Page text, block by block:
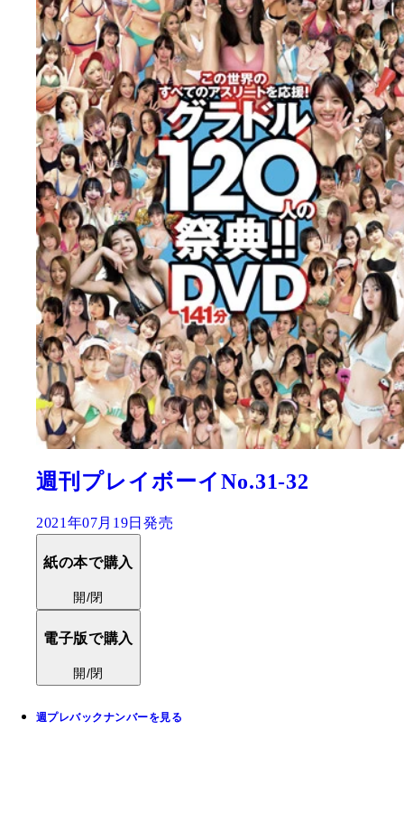
週刊プレイボーイNo.31-32
2021年07月19日発売
紙の本で購入
開/閉
電子版で購入
開/閉
週プレバックナンバーを見る